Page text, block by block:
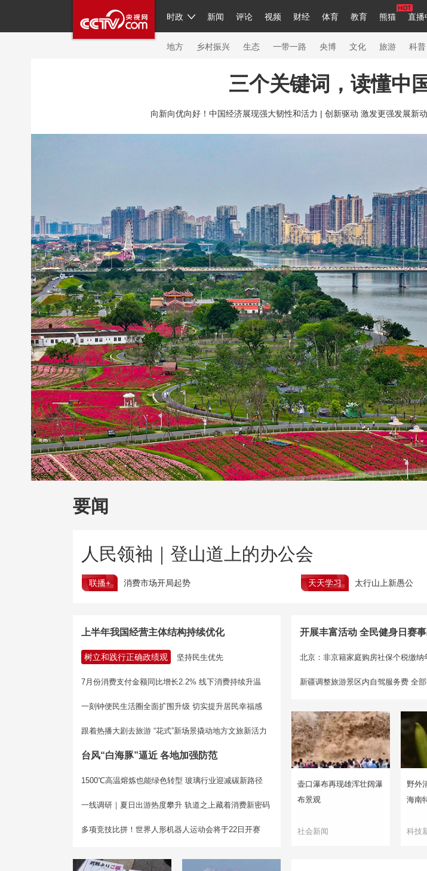
时政 新闻 评论 视频 财经 体育 教育 熊猫 直播
人民领袖习近平 联播+ 中国领导人 央视快评 习式妙语
直播 片库 栏目大全 节目单 听音 微视频 主持人 下
繁体 海外频道 iPanda English Монгол
地方 乡村振兴 生态 一带一路 央博 文化 旅游 科普
秧纪录 纪录片网 国家大剧院 大型活动
新闻 国内 国际 评论 经济 军事 科技 法治 文娱 人物 公益
联播+
全景新闻
现场 前线 比划 蓝海中国 新兵请入列 人生第一次 人生第二次
体育 直播 竞猜 2026年世界杯 2026年冬奥会 CBA NBA 中超 国足
VIP会员 CCTV奥林匹克频道 生活体育大会 体育江湖 文化体育 冰雪道路
财经 教育 乡村振兴 生态环境 一带一路 央博 非遗 文化 旅游 科
大国智造 大国展会 大国保险 云顶对话 云起 超级工厂 智敬中国 全民
CCTV.节目官网 直播 节目单 栏目 片库 热播榜 总台企业白名单
三个关键词，读懂中
向新向优向好！中国经济展现强大韧性和活力 | 创新驱动 激发更强发展新
要闻
人民领袖｜登山道上的办公会
联播+ 消费市场开局起势 天天学习 太行山上新愚公
上半年我国经营主体结构持续优化
树立和践行正确政绩观 坚持民生优先
7月份消费支付金额同比增长2.2% 线下消费持续升温
一刻钟便民生活圈全面扩围升级 切实提升居民幸福感
跟着热播大剧去旅游 “花式”新场景撬动地方文旅新活力
台风“白海豚”逼近 各地加强防范
1500℃高温熔炼也能绿色转型 玻璃行业迎减碳新路径
一线调研｜夏日出游热度攀升 轨道之上藏着消费新密码
多项竞技比拼！世界人形机器人运动会将于22日开赛
开展丰富活动 全民健身日赛
北京：非京籍家庭购房社保个税缴纳
新疆调整旅游景区内自驾服务费 全部
壶口瀑布再现雄浑壮阔瀑
布景观
社会新闻
野外
海南
科技